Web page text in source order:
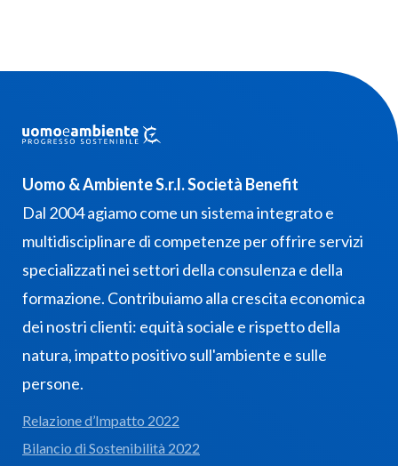
Uomo & Ambiente S.r.l. Società Benefit
Dal 2004 agiamo come un sistema integrato e
multidisciplinare di competenze per offrire servizi
specializzati nei settori della consulenza e della
formazione. Contribuiamo alla crescita economica
dei nostri clienti: equità sociale e rispetto della
natura, impatto positivo sull'ambiente e sulle
persone.
Relazione d’Impatto 2022
Bilancio di Sostenibilità 2022